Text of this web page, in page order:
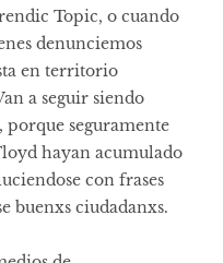
Topic, o cuando
denunciemos
en territorio
a seguir siendo
porque seguramente
hayan acumulado
con frases
buenxs ciudadanxs.